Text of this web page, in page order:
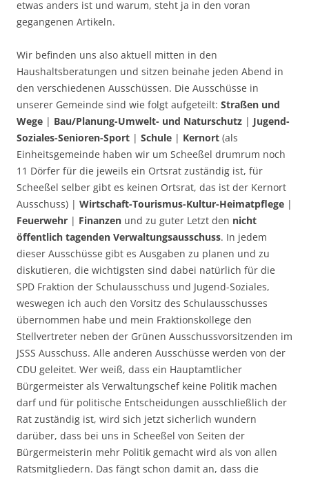
etwas anders ist und warum, steht ja in den voran
gegangenen Artikeln.
Wir befinden uns also aktuell mitten in den
Haushaltsberatungen und sitzen beinahe jeden Abend in
den verschiedenen Ausschüssen. Die Ausschüsse in
unserer Gemeinde sind wie folgt aufgeteilt: Straßen und
Wege | Bau/Planung-Umwelt- und Naturschutz | Jugend-
Soziales-Senioren-Sport | Schule | Kernort (als
Einheitsgemeinde haben wir um Scheeßel drumrum noch
11 Dörfer für die jeweils ein Ortsrat zuständig ist, für
Scheeßel selber gibt es keinen Ortsrat, das ist der Kernort
Ausschuss) | Wirtschaft-Tourismus-Kultur-Heimatpflege |
Feuerwehr | Finanzen und zu guter Letzt den nicht
öffentlich tagenden Verwaltungsausschuss. In jedem
dieser Ausschüsse gibt es Ausgaben zu planen und zu
diskutieren, die wichtigsten sind dabei natürlich für die
SPD Fraktion der Schulausschuss und Jugend-Soziales,
weswegen ich auch den Vorsitz des Schulausschusses
übernommen habe und mein Fraktionskollege den
Stellvertreter neben der Grünen Ausschussvorsitzenden im
JSSS Ausschuss. Alle anderen Ausschüsse werden von der
CDU geleitet. Wer weiß, dass ein Hauptamtlicher
Bürgermeister als Verwaltungschef keine Politik machen
darf und für politische Entscheidungen ausschließlich der
Rat zuständig ist, wird sich jetzt sicherlich wundern
darüber, dass bei uns in Scheeßel von Seiten der
Bürgermeisterin mehr Politik gemacht wird als von allen
Ratsmitgliedern. Das fängt schon damit an, dass die